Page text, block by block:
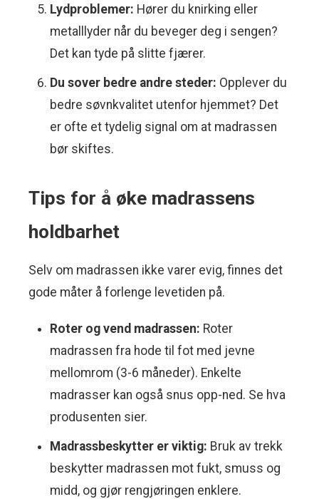
Lydproblemer: Hører du knirking eller
metalllyder når du beveger deg i sengen?
Det kan tyde på slitte fjærer.
Du sover bedre andre steder: Opplever du
bedre søvnkvalitet utenfor hjemmet? Det
er ofte et tydelig signal om at madrassen
bør skiftes.
Tips for å øke madrassens
holdbarhet
Selv om madrassen ikke varer evig, finnes det
gode måter å forlenge levetiden på.
Roter og vend madrassen: Roter
madrassen fra hode til fot med jevne
mellomrom (3-6 måneder). Enkelte
madrasser kan også snus opp-ned. Se hva
produsenten sier.
Madrassbeskytter er viktig: Bruk av trekk
beskytter madrassen mot fukt, smuss og
midd, og gjør rengjøringen enklere.